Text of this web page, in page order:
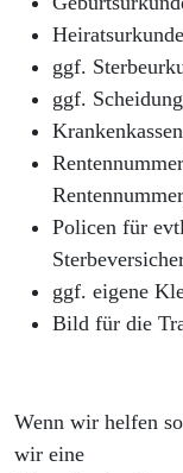
ggf.
ggf.
Policen für
ggf. eigene
Bild für die
Wenn wir helfen
wir eine